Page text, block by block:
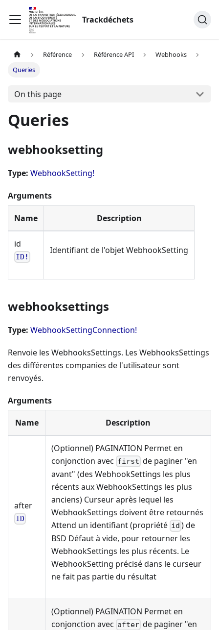
Trackdéchets
Référence Référence API
Webhooks
Queries
On this page
Queries
webhooksetting
Type: WebhookSetting!
Arguments
Name Description
id
ID!
Identifiant de l'objet WebhookSetting
webhooksettings
Type: WebhookSettingConnection!
Renvoie les WebhooksSettings. Les WebhooksSettings
des différentes companies de l'utilisateur sont
renvoyés.
Arguments
Name Description
after
ID
(Optionnel) PAGINATION Permet en
conjonction avec first de paginer "en
avant" (des WebhookSettings les plus
récents aux WebhookSettings les plus
anciens) Curseur après lequel les
WebhookSettings doivent être retournés
Attend un identifiant (propriété id ) de
BSD Défaut à vide, pour retourner les
WebhookSettings les plus récents. Le
WebhookSetting précisé dans le curseur
ne fait pas partie du résultat
(Optionnel) PAGINATION Permet en
conjonction avec after de paginer "en